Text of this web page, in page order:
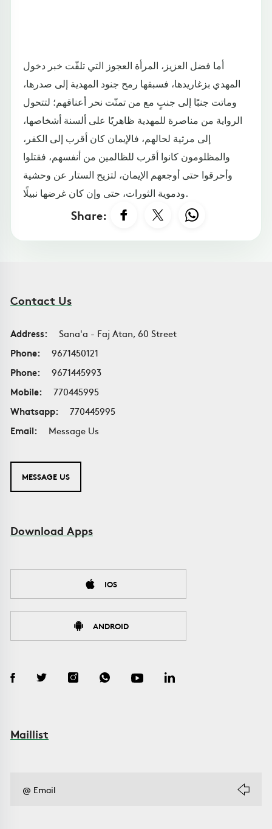
أما فضل العزيز، المرأة العجوز التي تلقّت خبر دخول
المهدي بزغاريدها، فسبقها رمح جنود المهدية إلى صدرها،
وماتت جنبًا إلى جنبٍ مع من تمنّت نحر أعناقهم؛ لتتحول
الرواية من مناصرة للمهدية ظاهريًا على ألسنة أشخاصها،
إلى مرثية لحالهم، فالإيمان كان أقرب إلى الكفر،
والمظلومون كانوا أقرب للظالمين من أنفسهم، فقتلوا
وأحرقوا حتى أوجعهم الإيمان، لتزيح الستار عن وحشية
ودموية الثورات، حتى وإن كان غرضها نبيلًا.
Share:
Contact Us
Address:
Sana'a - Faj Atan, 60 Street
Phone:
9671450121
Phone:
9671445993
Mobile:
770445995
Whatsapp:
770445995
Email:
Message Us
MESSAGE US
Download Apps
IOS
ANDROID
Maillist